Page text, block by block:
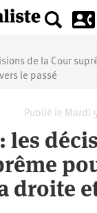
de la Cour
le passé
Publié le Mardi
les
droite